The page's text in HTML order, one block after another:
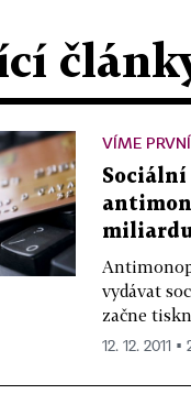
VÍME PRVNÍ
Sociální
vydávat
začne
12. 12. 2011